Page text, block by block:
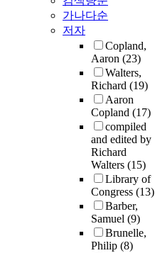
가나다순
저자
Copland,
Aaron (23)
Walters,
Richard (19)
Aaron
Copland (17)
compiled
and edited by
Richard
Walters (15)
Library of
Congress (13)
Barber,
Samuel (9)
Brunelle,
Philip (8)